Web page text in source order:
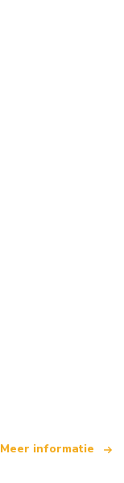
Meer informatie